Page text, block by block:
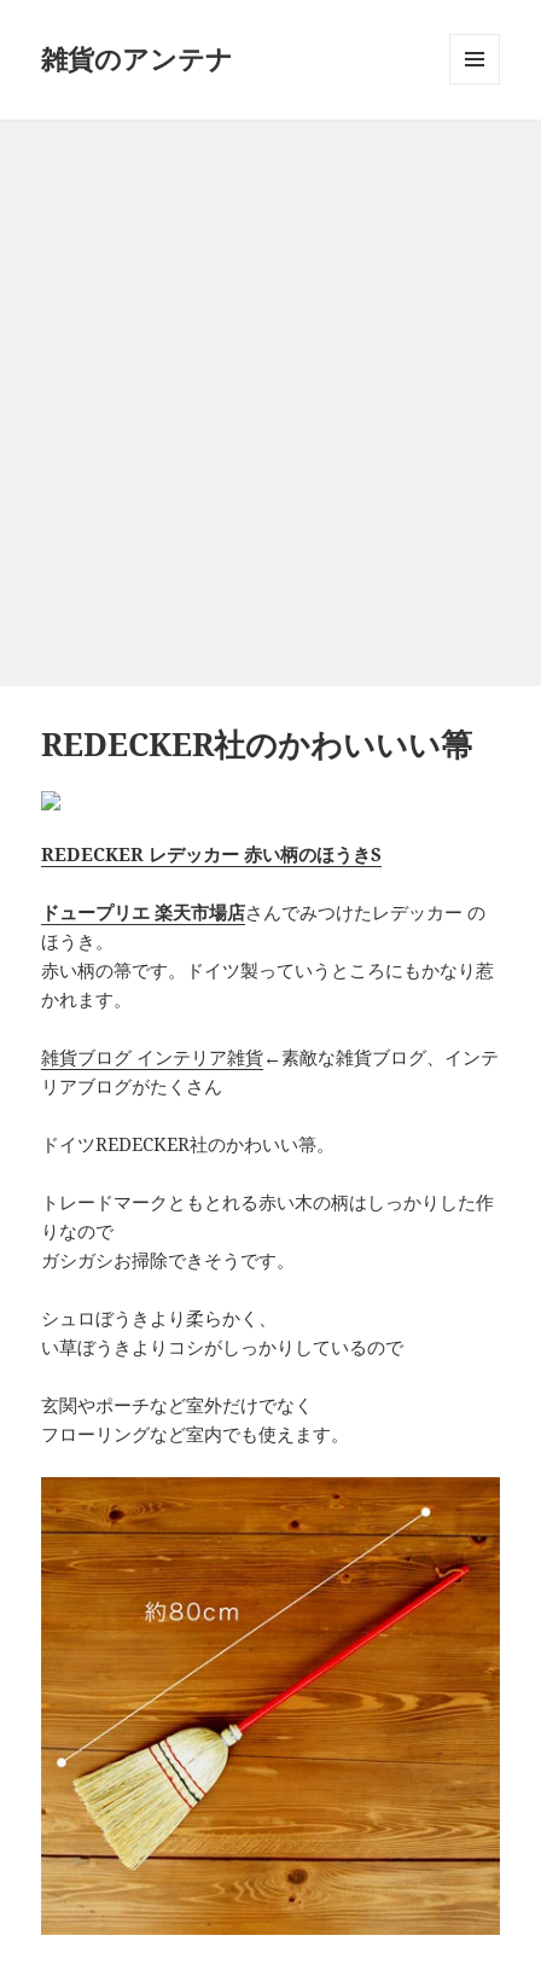
雑貨のアンテナ
REDECKER社のかわいいい箒
REDECKER レデッカー 赤い柄のほうきS
ドュープリエ 楽天市場店さんでみつけたレデッカー の
ほうき。
赤い柄の箒です。ドイツ製っていうところにもかなり惹
かれます。
雑貨ブログ インテリア雑貨←素敵な雑貨ブログ、インテ
リアブログがたくさん
ドイツREDECKER社のかわいい箒。
トレードマークともとれる赤い木の柄はしっかりした作
りなので
ガシガシお掃除できそうです。
シュロぼうきより柔らかく、
い草ぼうきよりコシがしっかりしているので
玄関やポーチなど室外だけでなく
フローリングなど室内でも使えます。